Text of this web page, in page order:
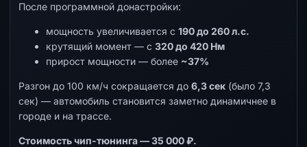
После программной донастройки:
мощность увеличивается с 190 до 260 л.с.
крутящий момент — с 320 до 420 Нм
прирост мощности — более ~37%
Разгон до 100 км/ч сокращается до 6,3 сек (было 7,3
сек) — автомобиль становится заметно динамичнее в
городе и на трассе.
Стоимость чип-тюнинга — 35 000 ₽.